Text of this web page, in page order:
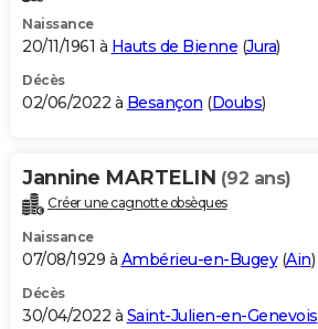
Naissance
20/11/1961 à Hauts de Bienne (Jura)
Décès
02/06/2022 à Besançon (Doubs)
Jannine MARTELIN (92 ans)
Créer une cagnotte obsèques
Naissance
07/08/1929 à Ambérieu-en-Bugey(Ain)
Décès
30/04/2022 à Saint-Julien-en-Genevois